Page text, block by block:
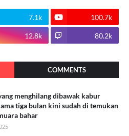
7.1k 100.7k
12.8k 80.2k
COMMENTS
menghilang dibawak kabur
tiga bulan kini sudah di temukan
bahar